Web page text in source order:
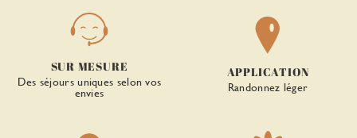
SUR MESURE
Des séjours uniques selon vos
envies
APPLICATION
Randonnez léger